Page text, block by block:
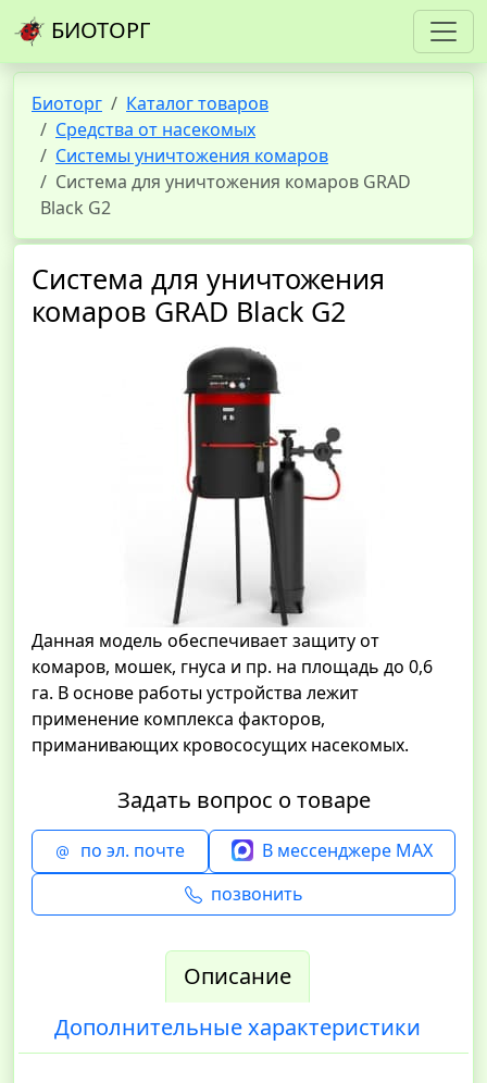
БИОТОРГ
Биоторг
Каталог товаров
Средства от насекомых
Системы уничтожения комаров
Система для уничтожения комаров GRAD
Black G2
Система для уничтожения
комаров GRAD Black G2
Данная модель обеспечивает защиту от
комаров, мошек, гнуса и пр. на площадь до 0,6
га. В основе работы устройства лежит
применение комплекса факторов,
приманивающих кровососущих насекомых.
Задать вопрос о товаре
по эл. почте
В мессенджере MAX
позвонить
Описание
Дополнительные характеристики